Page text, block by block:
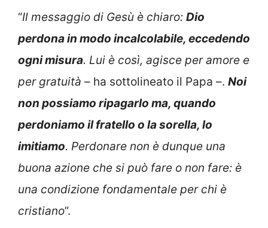
“Il messaggio di Gesù è chiaro: Dio
perdona in modo incalcolabile, eccedendo
ogni misura. Lui è così, agisce per amore e
per gratuità – ha sottolineato il Papa –. Noi
non possiamo ripagarlo ma, quando
perdoniamo il fratello o la sorella, lo
imitiamo. Perdonare non è dunque una
buona azione che si può fare o non fare: è
una condizione fondamentale per chi è
cristiano”.